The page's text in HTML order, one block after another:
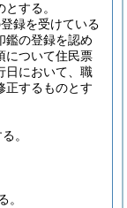
する。
録を受けている
鑑の登録を認め
について住民票
日において、職
正するものとす
。
。